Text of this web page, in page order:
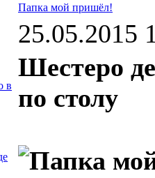
в
Папка мой пришёл!
25.05.2015
Шестеро
по столу